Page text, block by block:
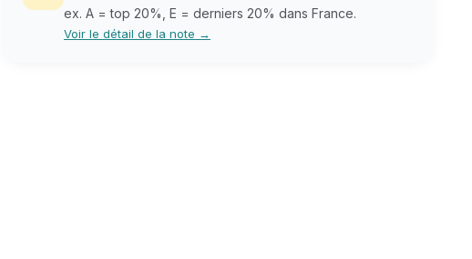
ex. A = top 20%, E = derniers 20% dans France.
Voir le détail de la note →